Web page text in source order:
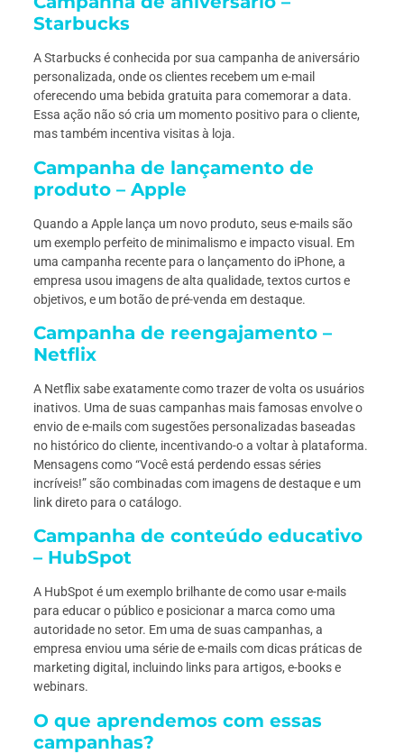
Starbucks
A Starbucks é conhecida por sua campanha de aniversário
personalizada, onde os clientes recebem um e-mail
oferecendo uma bebida gratuita para comemorar a data.
Essa ação não só cria um momento positivo para o cliente,
mas também incentiva visitas à loja.
Campanha de lançamento de
produto – Apple
Quando a Apple lança um novo produto, seus e-mails são
um exemplo perfeito de minimalismo e impacto visual. Em
uma campanha recente para o lançamento do iPhone, a
empresa usou imagens de alta qualidade, textos curtos e
objetivos, e um botão de pré-venda em destaque.
Campanha de reengajamento –
Netflix
A Netflix sabe exatamente como trazer de volta os usuários
inativos. Uma de suas campanhas mais famosas envolve o
envio de e-mails com sugestões personalizadas baseadas
no histórico do cliente, incentivando-o a voltar à plataforma.
Mensagens como “Você está perdendo essas séries
incríveis!” são combinadas com imagens de destaque e um
link direto para o catálogo.
Campanha de conteúdo educativo
– HubSpot
A HubSpot é um exemplo brilhante de como usar e-mails
para educar o público e posicionar a marca como uma
autoridade no setor. Em uma de suas campanhas, a
empresa enviou uma série de e-mails com dicas práticas de
marketing digital, incluindo links para artigos, e-books e
webinars.
O que aprendemos com essas
campanhas?